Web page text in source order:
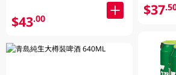
$43.00
$37